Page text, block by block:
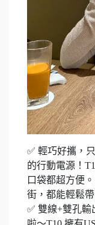
✅ 輕巧好攜，
的行動電源！
口袋都超方便
街，都能輕鬆
✅ 雙線+雙孔